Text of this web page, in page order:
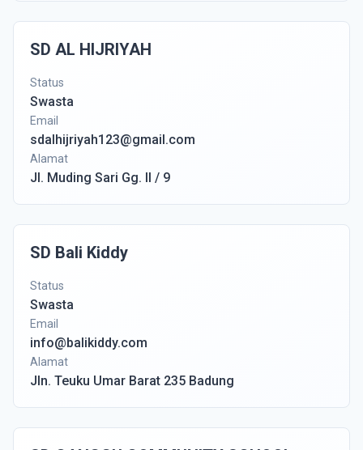
SD AL HIJRIYAH
Status
Swasta
Email
sdalhijriyah123@gmail.com
Alamat
Jl. Muding Sari Gg. II / 9
SD Bali Kiddy
Status
Swasta
Email
info@balikiddy.com
Alamat
Jln. Teuku Umar Barat 235 Badung